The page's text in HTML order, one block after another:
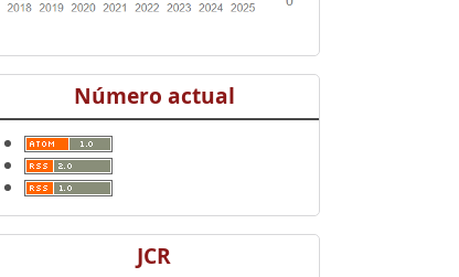
Número actual
JCR